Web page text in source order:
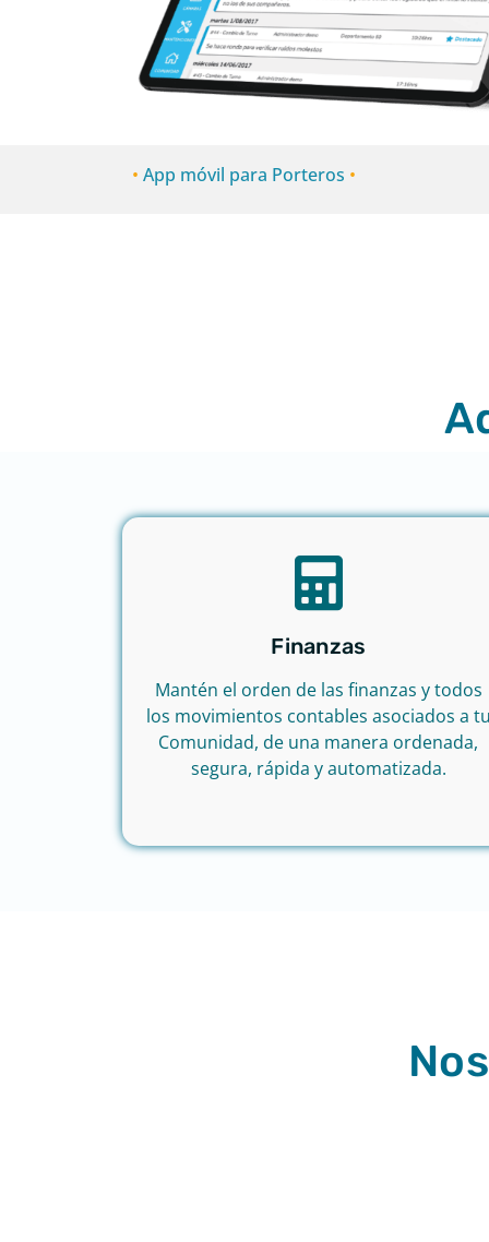
• App móvil para Porteros •
Finanzas
Mantén el orden de las finanzas y todos
los movimientos contables asociados a tu
Comunidad, de una manera ordenada,
segura, rápida y automatizada.